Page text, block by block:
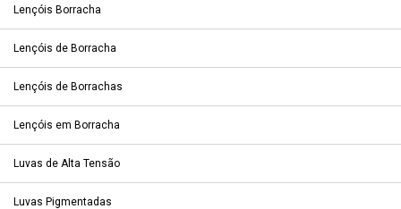
Lençóis Borracha
Lençóis de Borracha
Lençóis de Borrachas
Lençóis em Borracha
Luvas de Alta Tensão
Luvas Pigmentadas